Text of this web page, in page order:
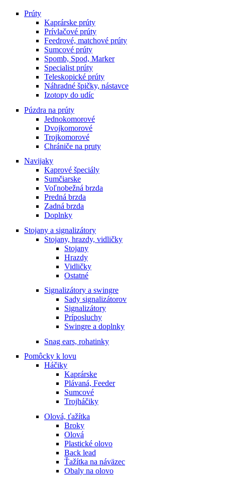
Prúty
Kaprárske prúty
Prívlačové prúty
Feedrové, matchové prúty
Sumcové prúty
Spomb, Spod, Marker
Specialist prúty
Teleskopické prúty
Náhradné špičky, nástavce
Izotopy do udíc
Púzdra na prúty
Jednokomorové
Dvojkomorové
Trojkomorové
Chrániče na pruty
Navijaky
Kaprové špeciály
Sumčiarske
Voľnobežná brzda
Predná brzda
Zadná brzda
Doplnky
Stojany a signalizátory
Stojany, hrazdy, vidličky
Stojany
Hrazdy
Vidličky
Ostatné
Signalizátory a swingre
Sady signalizátorov
Signalizátory
Príposluchy
Swingre a doplnky
Snag ears, rohatinky
Pomôcky k lovu
Háčiky
Kaprárske
Plávaná, Feeder
Sumcové
Trojháčiky
Olová, ťažítka
Broky
Olová
Plastické olovo
Back lead
Ťažítka na náväzec
Obaly na olovo